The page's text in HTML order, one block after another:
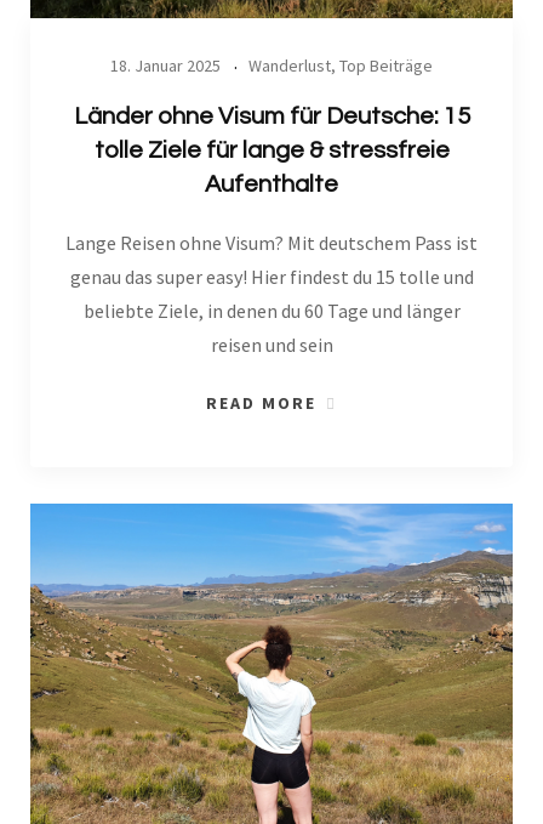
18. Januar 2025 Wanderlust, Top Beiträge
Länder ohne Visum für Deutsche: 15
tolle Ziele für lange & stressfreie
Aufenthalte
Lange Reisen ohne Visum? Mit deutschem Pass ist
genau das super easy! Hier findest du 15 tolle und
beliebte Ziele, in denen du 60 Tage und länger
reisen und sein
READ MORE